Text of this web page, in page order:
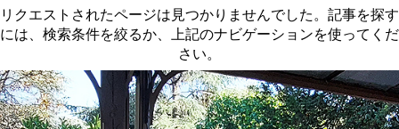
リクエストされたページは見つかりませんでした。記事を探す
には、検索条件を絞るか、上記のナビゲーションを使ってくだ
さい。